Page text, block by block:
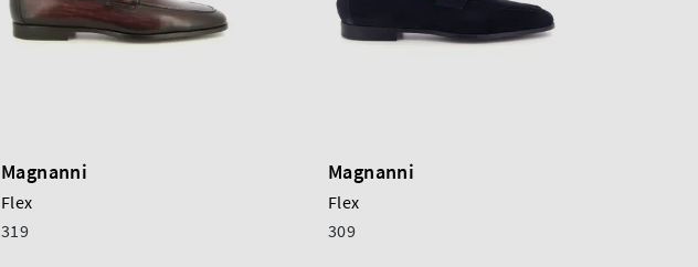
Magnanni
Flex
319
Magnanni
Flex
309